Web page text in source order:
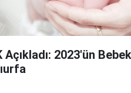
Açıkladı: 2023'ün